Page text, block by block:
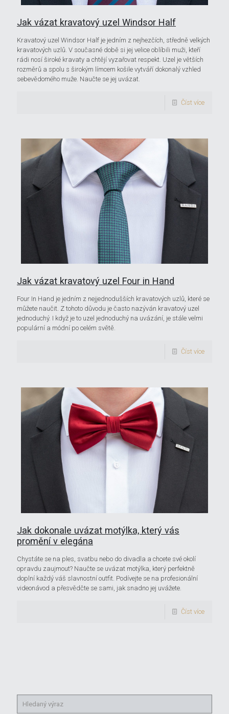
Jak vázat kravatový uzel Windsor Half
Kravatový uzel Windsor Half je jedním z nejhezčích, středně velkých
kravatových uzlů. V současné době si jej velice oblíbili muži, kteří
rádi nosí široké kravaty a chtějí vyzařovat respekt. Uzel je větších
rozměrů a spolu s širokým límcem košile vytváří dokonalý vzhled
sebevědomého muže. Naučte se jej uvázat.
Číst více
Jak vázat kravatový uzel Four in Hand
Four In Hand je jedním z nejjednodušších kravatových uzlů, které se
můžete naučit. Z tohoto důvodu je často nazýván kravatový uzel
jednoduchý. I když je to uzel jednoduchý na uvázání, je stále velmi
populární a módní po celém světě.
Číst více
Jak dokonale uvázat motýlka, který vás
promění v elegána
Chystáte se na ples, svatbu nebo do divadla a chcete své okolí
opravdu zaujmout? Naučte se uvázat motýlka, který perfektně
doplní každý váš slavnostní outfit. Podívejte se na profesionální
videonávod a přesvědčte se sami, jak snadno jej uvážete.
Číst více